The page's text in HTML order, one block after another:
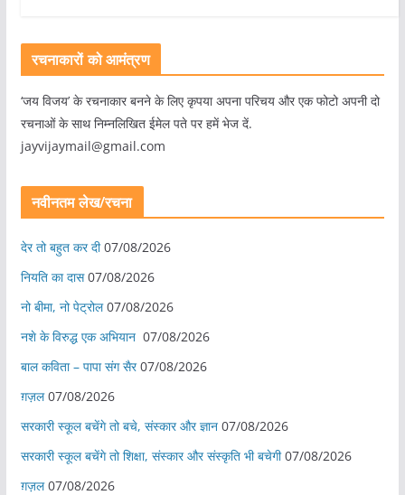
रचनाकारों को आमंत्रण
‘जय विजय’ के रचनाकार बनने के लिए कृपया अपना परिचय और एक फोटो अपनी दो
रचनाओं के साथ निम्नलिखित ईमेल पते पर हमें भेज दें.
jayvijaymail@gmail.com
नवीनतम लेख/रचना
देर तो बहुत कर दी 07/08/2026
नियति का दास 07/08/2026
नो बीमा, नो पेट्रोल 07/08/2026
नशे के विरुद्ध एक अभियान 07/08/2026
बाल कविता – पापा संग सैर 07/08/2026
ग़ज़ल 07/08/2026
सरकारी स्कूल बचेंगे तो बचे, संस्कार और ज्ञान 07/08/2026
सरकारी स्कूल बचेंगे तो शिक्षा, संस्कार और संस्कृति भी बचेगी 07/08/2026
ग़ज़ल 07/08/2026